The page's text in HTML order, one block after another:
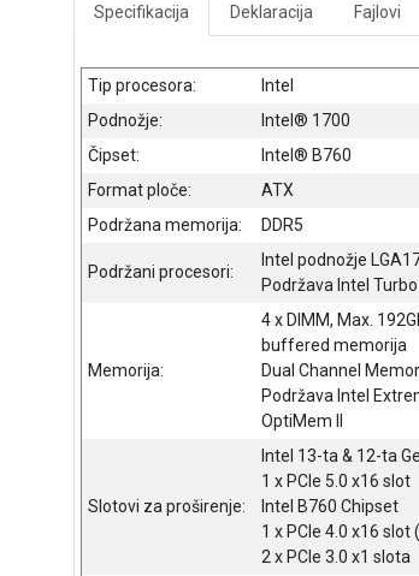
Specifikacija Deklaracija Fajlovi
Tip procesora:
Intel
Podnožje:
Intel® 1700
Čipset:
Intel® B760
Format ploče:
ATX
Podržana memorija:
DDR5
Podržani procesori:
Intel podnožje
Podržava Intel
Memorija:
4 x DIMM, Max.
buffered memorija
Dual Channel
Podržava Intel
OptiMem II
Slotovi za proširenje:
Intel 13-ta & 12-ta
1 x PCIe 5.0 x16 slot
Intel B760 Chipset
1 x PCIe 4.0 x16
2 x PCIe 3.0 x1 slota